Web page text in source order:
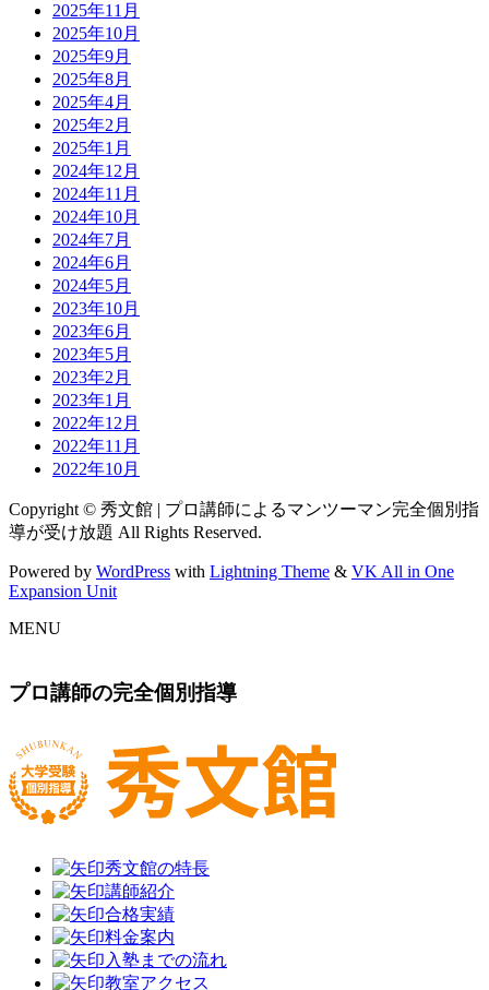
2025年11月
2025年10月
2025年9月
2025年8月
2025年4月
2025年2月
2025年1月
2024年12月
2024年11月
2024年10月
2024年7月
2024年6月
2024年5月
2023年10月
2023年6月
2023年5月
2023年2月
2023年1月
2022年12月
2022年11月
2022年10月
Copyright © 秀文館 | プロ講師によるマンツーマン完全個別指
導が受け放題 All Rights Reserved.
Powered by WordPress with Lightning Theme & VK All in One
Expansion Unit
MENU
プロ講師の完全個別指導
秀文館の特長
講師紹介
合格実績
料金案内
入塾までの流れ
教室アクセス